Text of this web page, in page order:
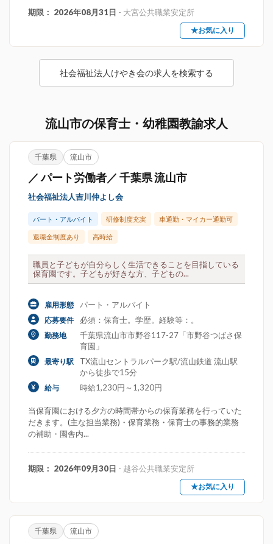
期限： 2026年08月31日 - 大宮公共職業安定所
★お気に入り
社会福祉法人けやき会の求人を検索する
流山市の保育士・幼稚園教諭求人
千葉県 流山市
／ パート労働者／ 千葉県 流山市
社会福祉法人吉川仲よし会
パート・アルバイト 研修制度充実 車通勤・マイカー通勤可
退職金制度あり 高時給
職員と子どもが自分らしく生活できることを目指している
保育園です。子どもが好きな方、子どもの...
雇用形態 パート・アルバイト
応募要件 必須：保育士。学歴。経験等：。
勤務地
千葉県流山市市野谷117-27「市野谷つばさ保
育園」
最寄り駅
TX流山セントラルパーク駅/流山鉄道 流山駅
から徒歩で15分
給与 時給1,230円～1,320円
当保育園における夕方の時間帯からの保育業務を行っていた
だきます。(主な担当業務)・保育業務・保育士の事務的業務
の補助・園舎内...
期限： 2026年09月30日 - 越谷公共職業安定所
★お気に入り
千葉県 流山市